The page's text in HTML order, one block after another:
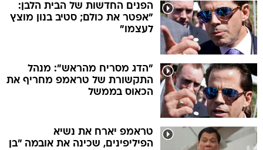
הפנים החדשות של הבית הלבן:
"אפטר את כולם; סטיב בנון מוצץ
לעצמו"
"הדג מסריח מהראש": מנהל
התקשורת של טראמפ מחריף את
הכאוס בממשל
טראמפ יארח את נשיא
הפיליפינים, שכינה את אובמה "בן